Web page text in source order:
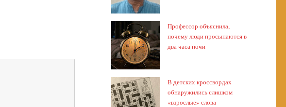
Профессор объяснила,
почему люди просыпаются в
два часа ночи
В детских кроссвордах
обнаружились слишком
«взрослые» слова